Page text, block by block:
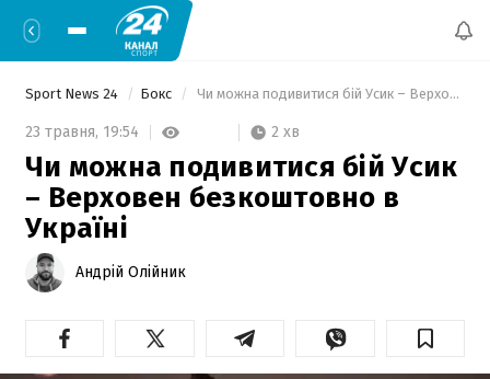
Sport News 24 Бокс Чи можна подивитися бій Усик – Верховен безкоштовно в Україні
23 травня, 19:54 2 хв
Чи можна подивитися бій Усик
– Верховен безкоштовно в
Україні
Андрій Олійник